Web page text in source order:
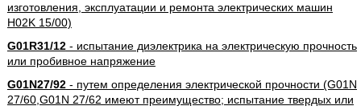
изготовления, эксплуатации и ремонта электрических машин
H02K 15/00)
G01R31/12- испытание диэлектрика на электрическую прочность
или пробивное напряжение
G01N27/92- путем определения электрической прочности (G01N
27/60,G01N 27/62 имеют преимущество; испытание твердых или